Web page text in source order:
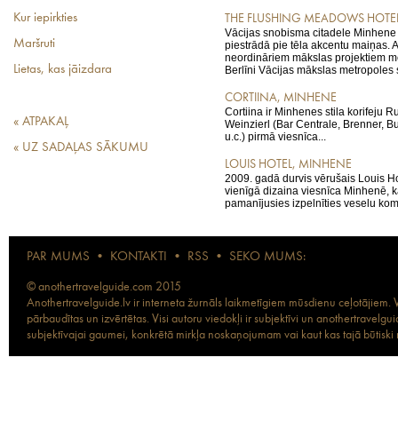
Kur iepirkties
Maršruti
Lietas, kas jāizdara
« ATPAKAĻ
« UZ SADAĻAS SĀKUMU
THE FLUSHING MEADOWS
Vācijas snobisma citadele
piestrādā pie tēla akcentu maiņas.
neordināriem mākslas projektiem
Berlīni Vācijas mākslas metropoles
CORTIINA, MINHENE
Cortiina ir Minhenes stila korifeju
Weinzierl (Bar Centrale, Brenner,
u.c.) pirmā viesnīca...
LOUIS HOTEL, MINHENE
2009. gadā durvis vērušais Louis
vienīgā dizaina viesnīca Minhenē,
pamanījusies izpelnīties veselu
PAR MUMS • KONTAKTI • RSS • SEKO MUMS:
© anothertravelguide.com 2015
Anothertravelguide.lv ir interneta žurnāls laikmetīgiem mūsdienu
pārbaudītas un izvērtētas. Visi autoru viedokļi ir subjektīvi un
subjektīvajai gaumei, konkrētā mirkļa noskaņojumam vai kaut kas tajā